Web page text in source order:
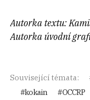
Autorka textu:
Autorka úvodní
Související témata:
kokain
OCCRP